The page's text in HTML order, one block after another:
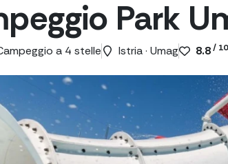
Park
a 4 stelle Istria · Umag 8.8/ 10